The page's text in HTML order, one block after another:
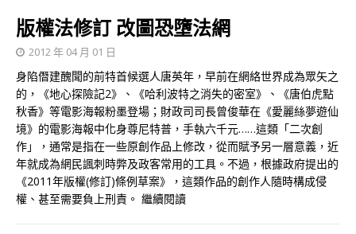
版權法修訂 改圖恐墮法網
2012 年 04 月 01 日
身陷僭建醜聞的前特首候選人唐英年，早前在網絡世界成為眾矢之
的，《地心探險記2》、《哈利波特之消失的密室》、《唐伯虎點
秋香》等電影海報粉墨登場；財政司司長曾俊華在《愛麗絲夢遊仙
境》的電影海報中化身尊尼特普，手執六千元……這類「二次創
作」，通常是指在一些原創作品上修改，從而賦予另一層意義，近
年就成為網民諷刺時弊及政客常用的工具。不過，根據政府提出的
《2011年版權(修訂)條例草案》，這類作品的創作人隨時構成侵
權、甚至需要負上刑責。 繼續閱讀